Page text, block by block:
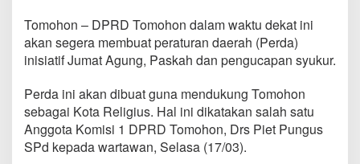
a
k
a
u
s
u
n
3
Tomohon – DPRD Tomohon dalam waktu dekat ini
akan segera membuat peraturan daerah (Perda)
inisiatif Jumat Agung, Paskah dan pengucapan syukur.
Perda ini akan dibuat guna mendukung Tomohon
sebagai Kota Religius. Hal ini dikatakan salah satu
Anggota Komisi 1 DPRD Tomohon, Drs Piet Pungus
SPd kepada wartawan, Selasa (17/03).